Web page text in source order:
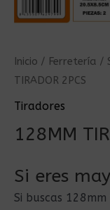
Inicio / Ferretería /
TIRADOR 2PCS
Tiradores
128MM
Si eres
Si buscas